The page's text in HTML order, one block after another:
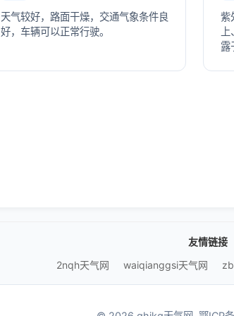
天气较好，路面干燥，交通气象条件良
好，车辆可以正常行驶。
紫
露
友情链接
2nqh天气网
waiqianggsi天气网